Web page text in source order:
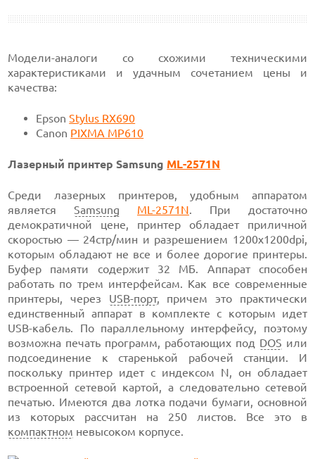
Модели-аналоги со схожими техническими
характеристиками и удачным сочетанием цены и
качества:
EpsonStylus RX690
Canon PIXMA MP610
Лазерный принтер Samsung ML-2571N
Среди лазерных принтеров, удобным аппаратом
являетсяSamsung ML-2571N. При достаточно
демократичной цене, принтер обладает приличной
скоростью — 24стр/мин и разрешением 1200х1200dpi,
которым обладают не все и более дорогие принтеры.
Буфер памяти содержит 32 МБ. Аппарат способен
работать по трем интерфейсам. Как все современные
принтеры, через USB-порт, причем это практически
единственный аппарат в комплекте с которым идет
USB-кабель. По параллельному интерфейсу, поэтому
возможна печать программ, работающих под DOS или
подсоединение к старенькой рабочей станции. И
поскольку принтер идет с индексом N, он обладает
встроенной сетевой картой, а следовательно сетевой
печатью. Имеются два лотка подачи бумаги, основной
из которых рассчитан на 250 листов. Все это в
компактном невысоком корпусе.